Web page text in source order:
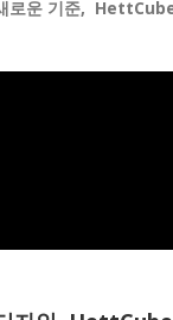
로운 기준,